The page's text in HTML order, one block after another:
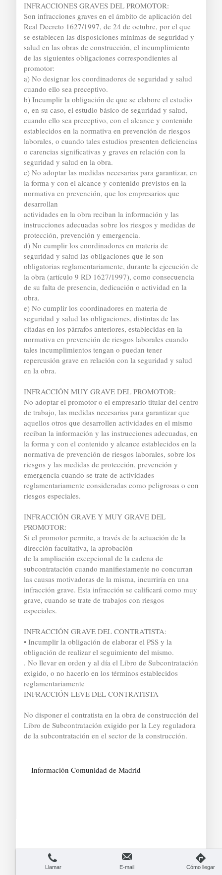
INFRACCIONES GRAVES DEL PROMOTOR:
Son infracciones graves en el ámbito de aplicación del
Real Decreto 1627/1997, de 24 de octubre, por el que
se establecen las disposiciones mínimas de seguridad y
salud en las obras de construcción, el incumplimiento
de las siguientes obligaciones correspondientes al
promotor:
a) No designar los coordinadores de seguridad y salud
cuando ello sea preceptivo.
b) Incumplir la obligación de que se elabore el estudio
o, en su caso, el estudio básico de seguridad y salud,
cuando ello sea preceptivo, con el alcance y contenido
establecidos en la normativa en prevención de riesgos
laborales, o cuando tales estudios presenten deficiencias
o carencias significativas y graves en relación con la
seguridad y salud en la obra.
c) No adoptar las medidas necesarias para garantizar, en
la forma y con el alcance y contenido previstos en la
normativa en prevención, que los empresarios que
desarrollan
actividades en la obra reciban la información y las
instrucciones adecuadas sobre los riesgos y medidas de
protección, prevención y emergencia.
d) No cumplir los coordinadores en materia de
seguridad y salud las obligaciones que le son
obligatorias reglamentariamente, durante la ejecución de
la obra (artículo 9 RD 1627/1997), como consecuencia
de su falta de presencia, dedicación o actividad en la
obra.
e) No cumplir los coordinadores en materia de
seguridad y salud las obligaciones, distintas de las
citadas en los párrafos anteriores, establecidas en la
normativa en prevención de riesgos laborales cuando
tales incumplimientos tengan o puedan tener
repercusión grave en relación con la seguridad y salud
en la obra.
INFRACCIÓN MUY GRAVE DEL PROMOTOR:
No adoptar el promotor o el empresario titular del centro
de trabajo, las medidas necesarias para garantizar que
aquellos otros que desarrollen actividades en el mismo
reciban la información y las instrucciones adecuadas, en
la forma y con el contenido y alcance establecidos en la
normativa de prevención de riesgos laborales, sobre los
riesgos y las medidas de protección, prevención y
emergencia cuando se trate de actividades
reglamentariamente consideradas como peligrosas o con
riesgos especiales.
INFRACCIÓN GRAVE Y MUY GRAVE DEL
PROMOTOR:
Si el promotor permite, a través de la actuación de la
dirección facultativa, la aprobación
de la ampliación excepcional de la cadena de
subcontratación cuando manifiestamente no concurran
las causas motivadoras de la misma, incurriría en una
infracción grave. Esta infracción se calificará como muy
grave, cuando se trate de trabajos con riesgos
especiales.
INFRACCIÓN GRAVE DEL CONTRATISTA:
• Incumplir la obligación de elaborar el PSS y la
obligación de realizar el seguimiento del mismo.
. No llevar en orden y al día el Libro de Subcontratación
exigido, o no hacerlo en los términos establecidos
reglamentariamente
INFRACCIÓN LEVE DEL CONTRATISTA
No disponer el contratista en la obra de construcción del
Libro de Subcontratación exigido por la Ley reguladora
de la subcontratación en el sector de la construcción.
Información Comunidad de Madrid
Contacto
Llamar E-mail Cómo llegar